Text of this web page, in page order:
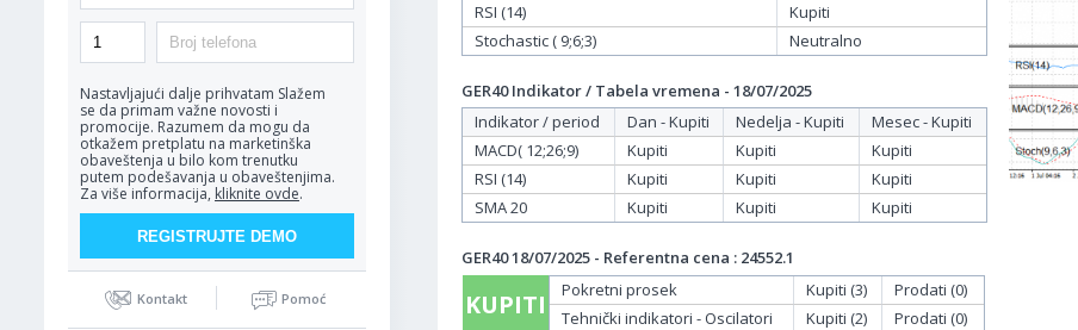
Nastavljajući dalje prihvatam Slažem
se da primam važne novosti i
promocije. Razumem da mogu da
otkažem pretplatu na marketinška
obaveštenja u bilo kom trenutku
putem podešavanja u obaveštenjima.
Za više informacija, kliknite ovde.
Kontakt Pomoć
RSI (14)
Kupiti
Stochastic ( 9;6;3)
Neutralno
GER40 Indikator / Tabela vremena - 18/07/2025
Indikator / period
Dan - Kupiti Nedelja - Kupiti
Mesec - Kupiti
MACD( 12;26;9)
Kupiti Kupiti
Kupiti
RSI (14)
Kupiti Kupiti
Kupiti
SMA 20
Kupiti Kupiti Kupiti
GER40 18/07/2025 - Referentna cena : 24552.1
KUPITI Pokretni prosek Kupiti (3)
Prodati (0)
Tehnički indikatori - Oscilatori
Kupiti (2) Prodati (0)